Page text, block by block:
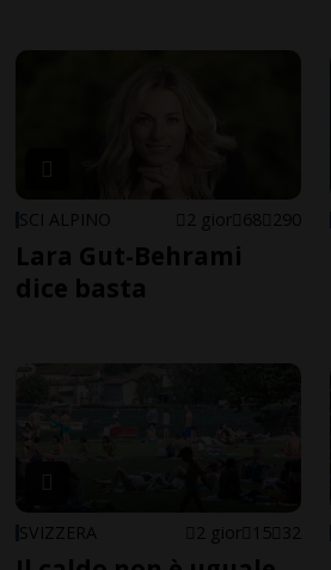
SCI ALPINO 2 gior 68 290
Lara Gut-Behrami
dice basta
SVIZZERA 2 gior 15 32